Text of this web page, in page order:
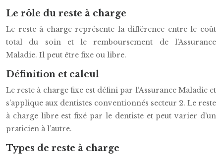
Le rôle du reste à charge
Le reste à charge représente la différence entre le coût
total du soin et le remboursement de l’Assurance
Maladie. Il peut être fixe ou libre.
Définition et calcul
Le reste à charge fixe est défini par l’Assurance Maladie et
s’applique aux dentistes conventionnés secteur 2. Le reste
à charge libre est fixé par le dentiste et peut varier d’un
praticien à l’autre.
Types de reste à charge